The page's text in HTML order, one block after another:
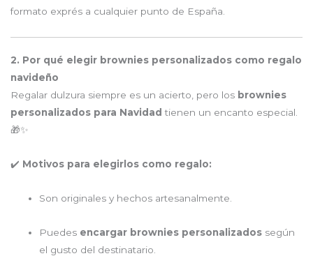
formato exprés a cualquier punto de España.
2. Por qué elegir brownies personalizados como regalo
navideño
Regalar dulzura siempre es un acierto, pero los brownies
personalizados para Navidad tienen un encanto especial.
🎁✨
✔️ Motivos para elegirlos como regalo:
Son originales y hechos artesanalmente.
Puedes encargar brownies personalizados según
el gusto del destinatario.